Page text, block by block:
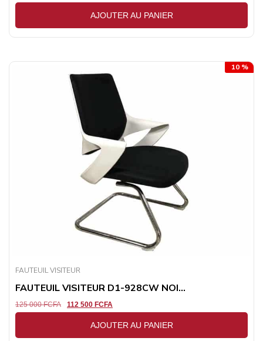
AJOUTER AU PANIER
10 %
FAUTEUIL VISITEUR
FAUTEUIL VISITEUR D1-928CW NOI...
125 000FCFA 112 500 FCFA
AJOUTER AU PANIER